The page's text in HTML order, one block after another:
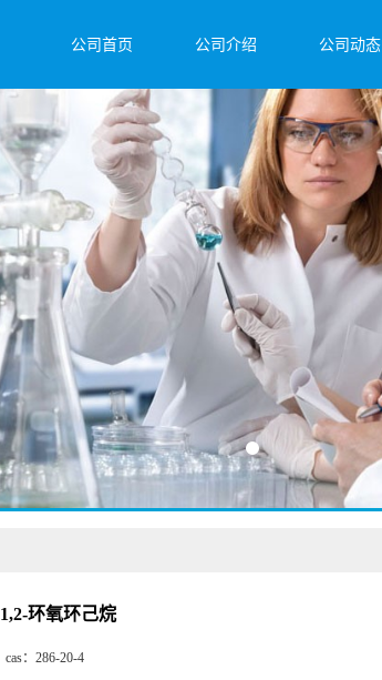
公司首页 公司介绍 公司动态
1,2-环氧环己烷
cas： 286-20-4